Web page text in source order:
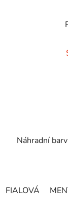
Náhradní
FIALOVÁ